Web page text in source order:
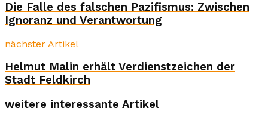
Die Falle des falschen Pazifismus: Zwischen
Ignoranz und Verantwortung
nächster Artikel
Helmut Malin erhält Verdienstzeichen der
Stadt Feldkirch
weitere interessante Artikel